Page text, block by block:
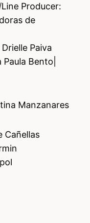
Producer:
de
Paiva
Bento|
Manzanares
Cañellas